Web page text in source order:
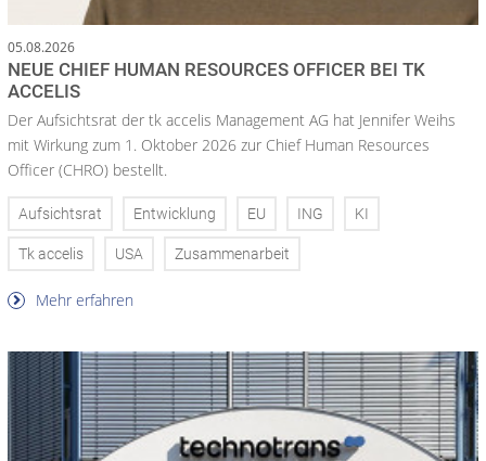
05.08.2026
NEUE CHIEF HUMAN RESOURCES OFFICER BEI TK
ACCELIS
Der Aufsichtsrat der tk accelis Management AG hat Jennifer Weihs
mit Wirkung zum 1. Oktober 2026 zur Chief Human Resources
Officer (CHRO) bestellt.
Aufsichtsrat Entwicklung EU ING KI
Tk accelis USA Zusammenarbeit
Mehr erfahren